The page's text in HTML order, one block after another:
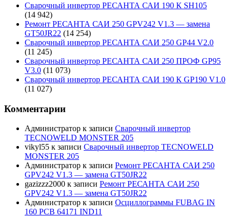
Сварочный инвертор РЕСАНТА САИ 190 К SH105
(14 942)
Ремонт РЕСАНТА САИ 250 GPV242 V1.3 — замена
GT50JR22 (14 254)
Сварочный инвертор РЕСАНТА САИ 250 GP44 V2.0
(11 245)
Сварочный инвертор РЕСАНТА САИ 250 ПРОФ GP95
V3.0 (11 073)
Сварочный инвертор РЕСАНТА САИ 190 К GP190 V1.0
(11 027)
Комментарии
Администратор к записи Сварочный инвертор
TECNOWELD MONSTER 205
vikyl55 к записи Сварочный инвертор TECNOWELD
MONSTER 205
Администратор к записи Ремонт РЕСАНТА САИ 250
GPV242 V1.3 — замена GT50JR22
gazizzz2000 к записи Ремонт РЕСАНТА САИ 250
GPV242 V1.3 — замена GT50JR22
Администратор к записи Осциллограммы FUBAG IN
160 PCB 64171 IND11